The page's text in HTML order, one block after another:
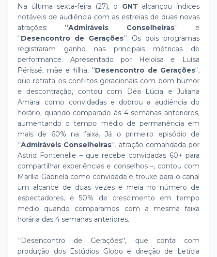
Na última sexta-feira (27), o GNT alcançou índices
notáveis de audiência com as estreias de duas novas
atrações: ''Admiráveis Conselheiras'' e
''Desencontro de Gerações''. Os dois programas
registraram ganho nas principais métricas de
performance. Apresentado por Heloísa e Luísa
Périssé, mãe e filha, ''Desencontro de Gerações'',
que retrata os conflitos geracionais com bom humor
e descontração, contou com Déa Lúcia e Juliana
Amaral como convidadas e dobrou a audiência do
horário, quando comparado às 4 semanas anteriores,
aumentando o tempo médio de permanência em
mais de 60% na faixa. Já o primeiro episódio de
''Admiráveis Conselheiras'', atração comandada por
Astrid Fontenelle – que recebe convidadas 60+ para
compartilhar experiências e conselhos –, contou com
Marília Gabriela como convidada e trouxe para o canal
um alcance de duas vezes e meia no número de
espectadores, e 50% de crescimento em tempo
médio quando comparamos com a mesma faixa
horária das 4 semanas anteriores.
''Desencontro de Gerações'', que conta com
produção dos Estúdios Globo e direção de Letícia